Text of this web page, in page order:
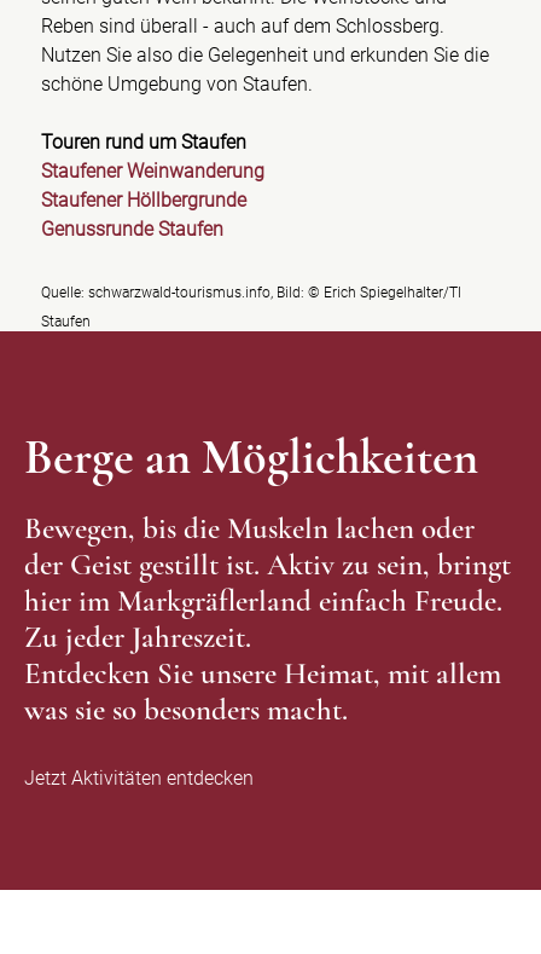
Reben sind überall - auch auf dem Schlossberg.
Nutzen Sie also die Gelegenheit und erkunden Sie die
schöne Umgebung von Staufen.
Touren rund um Staufen
Staufener Weinwanderung
Staufener Höllbergrunde
Genussrunde Staufen
Quelle: schwarzwald-tourismus.info, Bild: © Erich Spiegelhalter/TI
Staufen
Berge an Möglichkeiten
Bewegen, bis die Muskeln lachen oder
der Geist gestillt ist. Aktiv zu sein, bringt
hier im Markgräflerland einfach Freude.
Zu jeder Jahreszeit.
Entdecken Sie unsere Heimat, mit allem
was sie so besonders macht.
Jetzt Aktivitäten entdecken